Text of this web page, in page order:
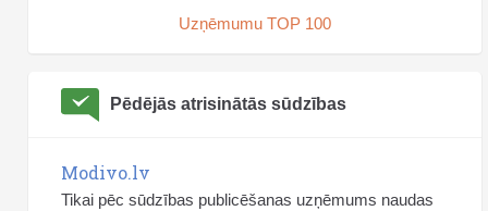
Uzņēmumu TOP 100
Pēdējās atrisinātās sūdzības
Modivo.lv
Tikai pēc sūdzības publicēšanas uzņēmums naudas